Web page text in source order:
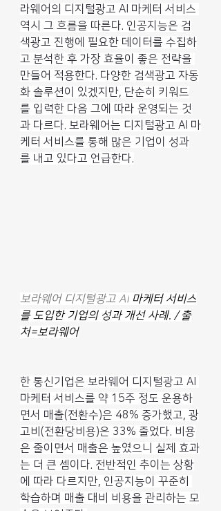
라웨어의 디지털광고 AI 마케터 서비스
역시 그 흐름을 따른다. 인공지능은 검
색광고 진행에 필요한 데이터를 수집하
고 분석한 후 가장 효율이 좋은 전략을
만들어 적용한다. 다양한 검색광고 자동
화 솔루션이 있겠지만, 단순히 키워드
를 입력한 다음 그에 따라 운영되는 것
과 다르다. 보라웨어는 디지털광고 AI 마
케터 서비스를 통해 많은 기업이 성과
를 내고 있다고 언급한다.
보라웨어 디지털광고 AI 마케터 서비스
를 도입한 기업의 성과 개선 사례. / 출
처=보라웨어
한 통신기업은 보라웨어 디지털광고 AI
마케터 서비스를 약 15주 정도 운용하
면서 매출(전환수)은 48% 증가했고, 광
고비(전환당비용)은 33% 줄었다. 비용
은 줄이면서 매출은 높였으니 실제 효과
는 더 큰 셈이다. 전반적인 추이는 상황
에 따라 다르지만, 인공지능이 꾸준히
학습하며 매출 대비 비용을 관리하는 모